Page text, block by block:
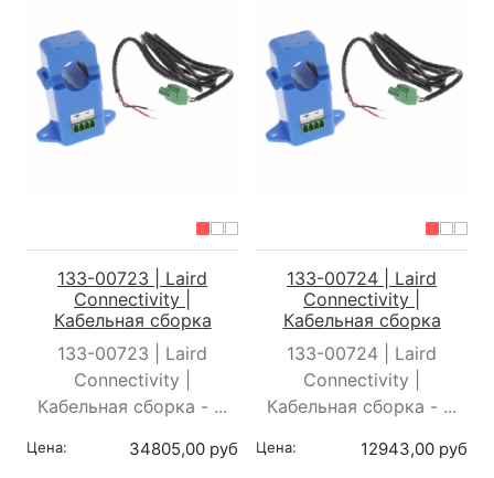
133-00723 | Laird
Connectivity |
Кабельная сборка
133-00723 | Laird
Connectivity |
Кабельная сборка - ...
Цена: 34805,00 руб
133-00724 | Laird
Connectivity |
Кабельная сборка
133-00724 | Laird
Connectivity |
Кабельная сборка - ...
Цена: 12943,00 руб